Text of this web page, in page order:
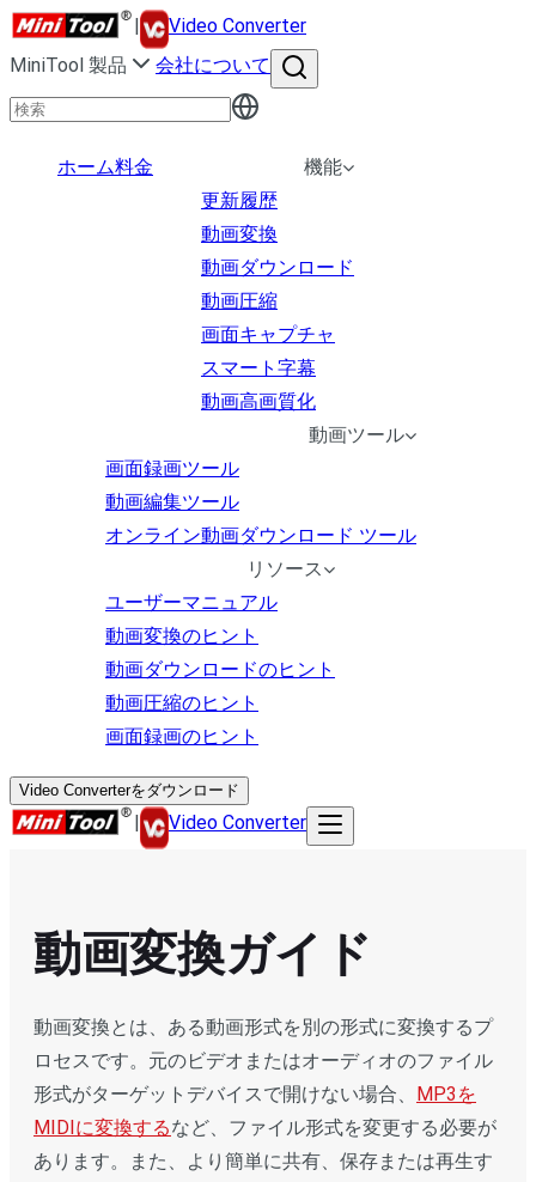
|
Video Converter
MiniTool 製品
会社について
ホーム料金
機能
更新履歴
動画変換
動画ダウンロード
動画圧縮
画面キャプチャ
スマート字幕
動画高画質化
動画ツール
画面録画ツール
動画編集ツール
オンライン動画ダウンロード ツール
リソース
ユーザーマニュアル
動画変換のヒント
動画ダウンロードのヒント
動画圧縮のヒント
画面録画のヒント
Video Converterをダウンロード
| Video Converter
動画変換ガイド
動画変換とは、ある動画形式を別の形式に変換するプ
ロセスです。元のビデオまたはオーディオのファイル
形式がターゲットデバイスで開けない場合、 MP3を
MIDIに変換するなど、ファイル形式を変更する必要が
あります。また、より簡単に共有、保存または再生す